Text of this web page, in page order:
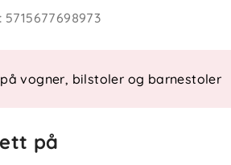
: 5715677698973
vogner, bilstoler og barnestoler
på